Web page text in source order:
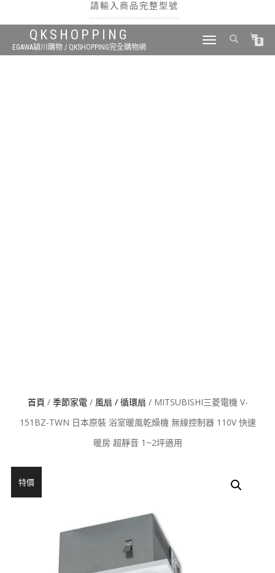
請輸入商品完整型號
QKSHOPPING
EGAWA穎川購物 / QKSHOPPING完全購物網
TOGGLE
0
首頁 / 季節家電/ 風扇 / 循環扇 / MITSUBISHI三菱電機 V-
151BZ-TWN 日本原裝 浴室暖風乾燥機 無線控制器 110V 快速
暖房 超靜音 1~2坪適用
特價